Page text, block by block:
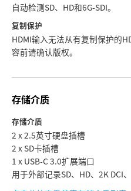
自动检测SD、HD和6G-SDI。
复制保护
HDMI输入无法从有复制保护的
容前请确认版权。
存储介质
存储介质
2 x 2.5英寸硬盘插槽
2 x SD卡插槽
1 x USB-C 3.0扩展端口
用于外部记录SD、HD、2K DCI